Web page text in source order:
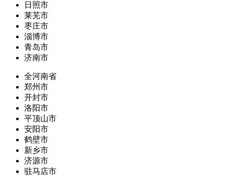
日照市
莱芜市
枣庄市
淄博市
青岛市
济南市
全河南省
郑州市
开封市
洛阳市
平顶山市
安阳市
鹤壁市
新乡市
济源市
驻马店市